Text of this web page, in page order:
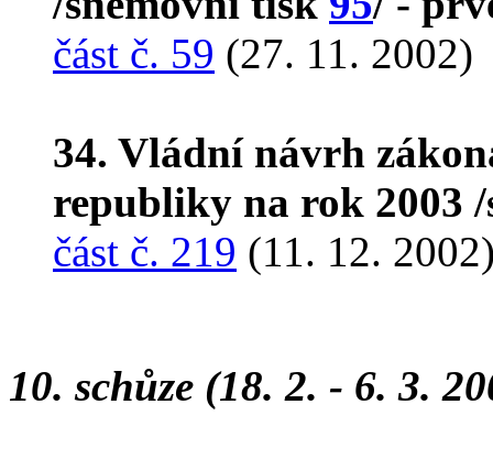
část č. 59 (27. 11. 2002)
34. Vládní návrh
republiky na rok 2003
část č. 219 (11. 12.
10. schůze (18. 2. - 6. 3.